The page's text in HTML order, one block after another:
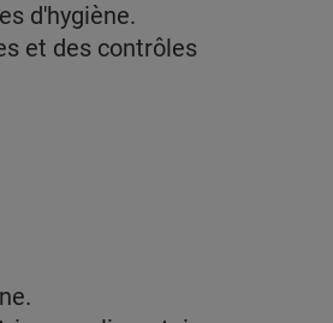
d'hygiène.
et des contrôles